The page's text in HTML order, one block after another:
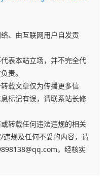
、由互联网用户自发贡
表本站立场，并不完全代
责。
载文章仅为传播更多信
标记有误，请联系站长修
转载任何违法违规的相关
规及任何不妥的内容，请
，经核实